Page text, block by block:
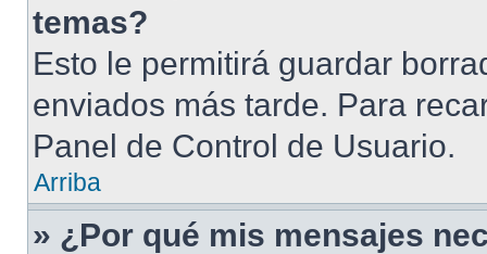
temas?
Esto le permitirá guardar
enviados más tarde. Para
Panel de Control de Usuario.
Arriba
» ¿Por qué mis mensajes